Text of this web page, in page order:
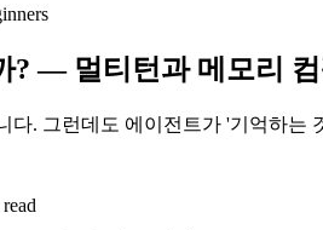
— 멀티턴과 메모리 컴
. 그런데도 에이전트가 '기억하